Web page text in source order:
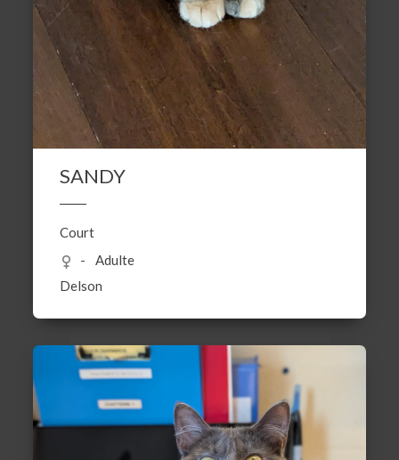
SANDY
Court
Adulte
Delson